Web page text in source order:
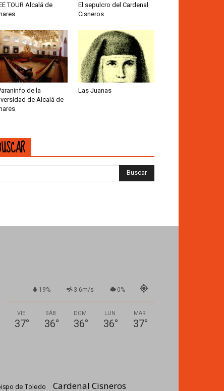
TOUR Alcalá de
El sepulcro del Cardenal
Cisneros
de la
de Alcalá de
Las Juanas
19% 3.6m/s 0%
VIE
37°
SÁB
36°
DOM
36°
LUN
36°
MAR
37°
de Toledo Cardenal Cisneros